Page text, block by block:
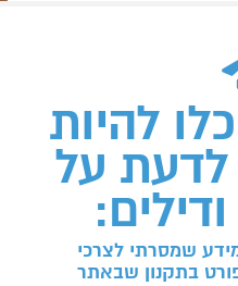
להיות
לדעת על
שמסרתי לצרכי
בתקנון שבאתר